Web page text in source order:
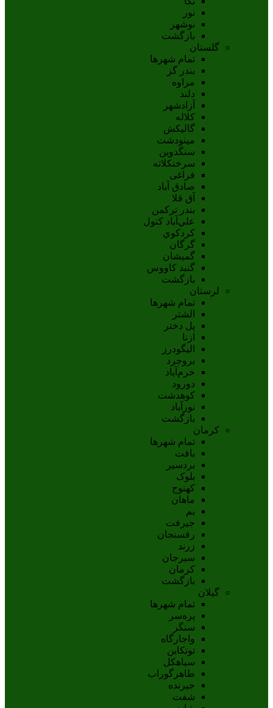
نور
نوشهر
بازگشت
گلستان
تمام شهر‌ها
بندر گز
مراوه
دلند
آزادشهر
کلاله
گالیکش
مینودشت
سنگدوین
سرخنکلاته
فراغی
صادق آباد
آق قلا
بندر ترکمن
علي‌آباد کتول
کردکوي
گرگان
گميشان
گنبد کاووس
بازگشت
لرستان
تمام شهر‌ها
الشتر
پل دختر
ازنا
اليگودرز
بروجرد
خرم‌آباد
دورود
کوهدشت
نورآباد
بازگشت
کرمان
تمام شهر‌ها
بافت
بردسیر
بلوک
کهنوج
ماهان
بم
جيرفت
رفسنجان
زرند
سيرجان
کرمان
بازگشت
گیلان
تمام شهر‌ها
پره‌سر
سنگر
واجارگاه
توتکابن
سیاهکل
طاهرگوراب
جیرنده
شفت